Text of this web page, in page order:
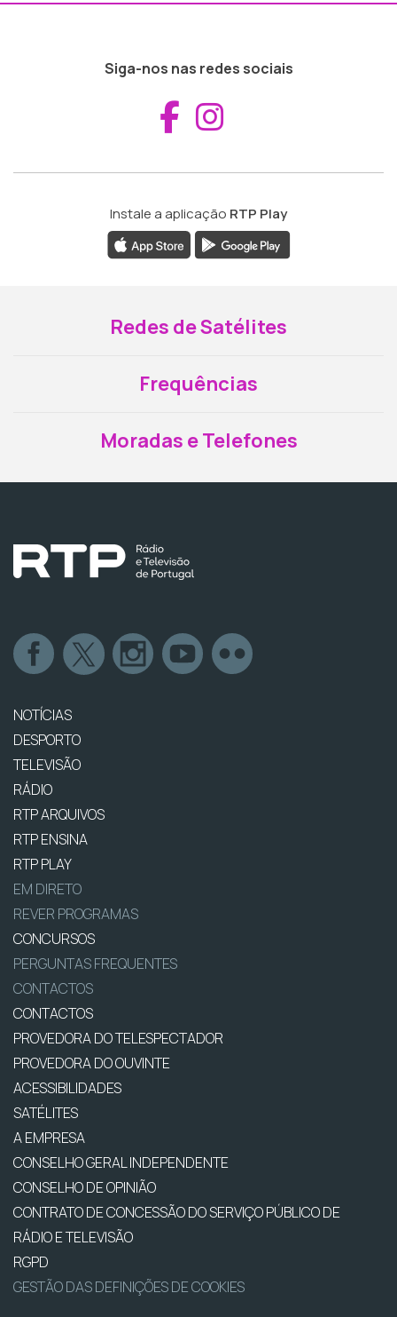
Siga-nos nas redes sociais
Aceder ao
Instale a aplicação RTP Play
Redes de Satélites
Frequências
Moradas e Telefones
NOTÍCIAS
DESPORTO
TELEVISÃO
RÁDIO
RTP ARQUIVOS
RTP ENSINA
RTP PLAY
EM DIRETO
REVER PROGRAMAS
CONCURSOS
PERGUNTAS FREQUENTES
CONTACTOS
CONTACTOS
PROVEDORA DO TELESPECTADOR
PROVEDORA DO OUVINTE
ACESSIBILIDADES
SATÉLITES
A EMPRESA
CONSELHO GERAL INDEPENDENTE
CONSELHO DE OPINIÃO
CONTRATO DE CONCESSÃO DO SERVIÇO PÚBLICO DE
RÁDIO E TELEVISÃO
RGPD
GESTÃO DAS DEFINIÇÕES DE COOKIES